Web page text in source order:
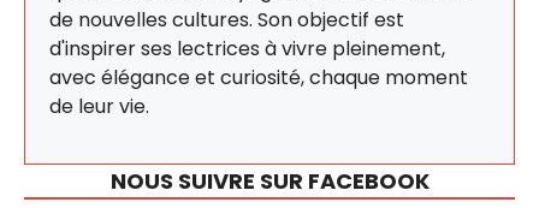
de nouvelles cultures. Son objectif est
d'inspirer ses lectrices à vivre pleinement,
avec élégance et curiosité, chaque moment
de leur vie.
NOUS SUIVRE SUR FACEBOOK